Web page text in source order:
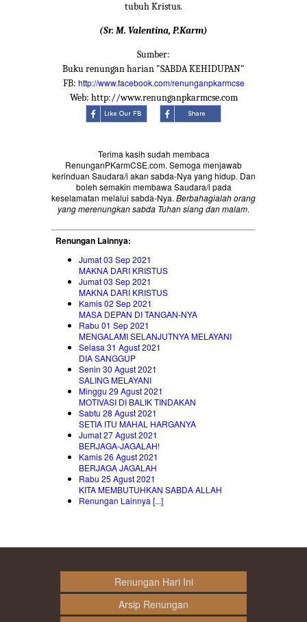
tubuh Kristus.
(Sr. M. Valentina, P.Karm)
Sumber:
Buku renungan harian "SABDA KEHIDUPAN"
FB: http://www.facebook.com/renunganpkarmcse
Web: http://www.renunganpkarmcse.com
Terima kasih sudah membaca
RenunganPKarmCSE.com. Semoga menjawab
kerinduan Saudara/i akan sabda-Nya yang hidup. Dan
boleh semakin membawa Saudara/i pada
keselamatan melalui sabda-Nya. Berbahagialah orang
yang merenungkan sabda Tuhan siang dan malam.
Renungan Lainnya:
Jumat 03 Sep 2021
MAKNA DARI KRISTUS
Jumat 03 Sep 2021
MAKNA DARI KRISTUS
Kamis 02 Sep 2021
MASA DEPAN DI TANGAN-NYA
Rabu 01 Sep 2021
MENGALAMI SELANJUTNYA MELAYANI
Selasa 31 Agust 2021
DIA SANGGUP
Senin 30 Agust 2021
SALING MELAYANI
Minggu 29 Agust 2021
MOTIVASI DI BALIK TINDAKAN
Sabtu 28 Agust 2021
SETIA ITU MAHAL HARGANYA
Jumat 27 Agust 2021
BERJAGA-JAGALAH!
Kamis 26 Agust 2021
BERJAGA JAGALAH
Rabu 25 Agust 2021
KITA MEMBUTUHKAN SABDA ALLAH
Renungan Lainnya [...]
Renungan Hari Ini
Arsip Renungan